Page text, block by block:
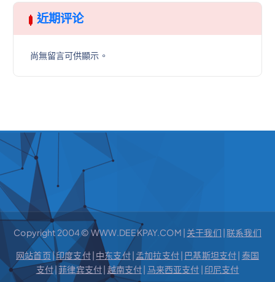
近期评论
尚無留言可供顯示。
Copyright 2004 © WWW.DEEKPAY.COM | 关于我们 |联系我们
网站首页|印度支付| 中东支付| 孟加拉支付| 巴基斯坦支付| 泰国
支付| 菲律宾支付| 越南支付| 马来西亚支付 | 印尼支付